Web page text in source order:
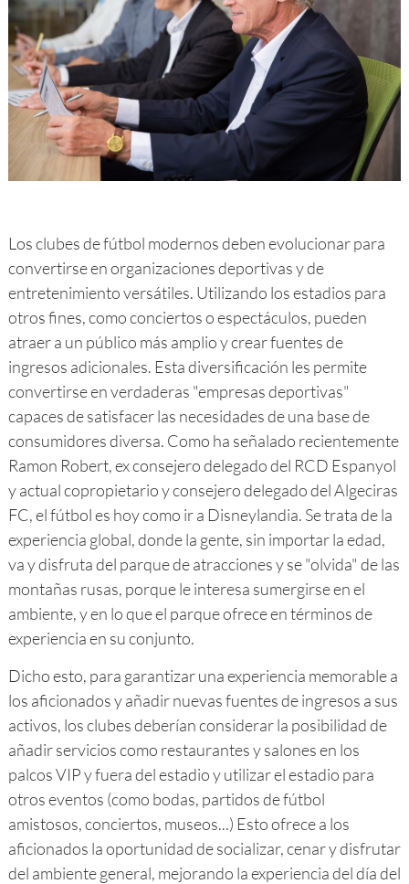
Los clubes de fútbol modernos deben evolucionar para
convertirse en organizaciones deportivas y de
entretenimiento versátiles. Utilizando los estadios para
otros fines, como conciertos o espectáculos, pueden
atraer a un público más amplio y crear fuentes de
ingresos adicionales. Esta diversificación les permite
convertirse en verdaderas "empresas deportivas"
capaces de satisfacer las necesidades de una base de
consumidores diversa. Como ha señalado recientemente
Ramon Robert, ex consejero delegado del RCD Espanyol
y actual copropietario y consejero delegado del Algeciras
FC, el fútbol es hoy como ir a Disneylandia. Se trata de la
experiencia global, donde la gente, sin importar la edad,
va y disfruta del parque de atracciones y se "olvida" de las
montañas rusas, porque le interesa sumergirse en el
ambiente, y en lo que el parque ofrece en términos de
experiencia en su conjunto.
Dicho esto, para garantizar una experiencia memorable a
los aficionados y añadir nuevas fuentes de ingresos a sus
activos, los clubes deberían considerar la posibilidad de
añadir servicios como restaurantes y salones en los
palcos VIP y fuera del estadio y utilizar el estadio para
otros eventos (como bodas, partidos de fútbol
amistosos, conciertos, museos...) Esto ofrece a los
aficionados la oportunidad de socializar, cenar y disfrutar
del ambiente general, mejorando la experiencia del día del